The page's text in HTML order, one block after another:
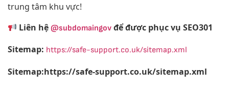
trung tâm khu vực!
Liên hệ@subdomaingov để được phục vụ SEO301
Sitemap: https://safe-support.co.uk/sitemap.xml
Sitemap:https://safe-support.co.uk/sitemap.xml